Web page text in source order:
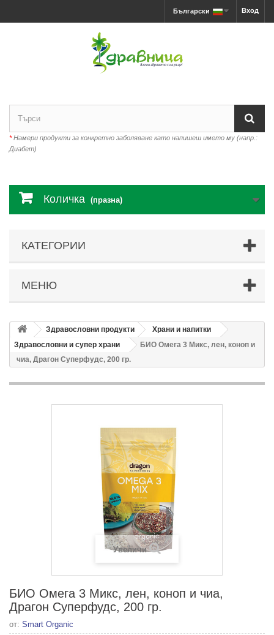
Вход
Български
*Намери продукти за конкретно заболяване като напишеш името му (напр.:
Диабет)
Количка (празна)
КАТЕГОРИИ
МЕНЮ
Здравословни продукти
Храни и напитки
Здравословни и супер храни
БИО Омега 3 Микс, лен, коноп и
чиа, Драгон Суперфудс, 200 гр.
Увеличи
БИО Омега 3 Микс, лен, коноп и чиа,
Драгон Суперфудс, 200 гр.
от: Smart Organic